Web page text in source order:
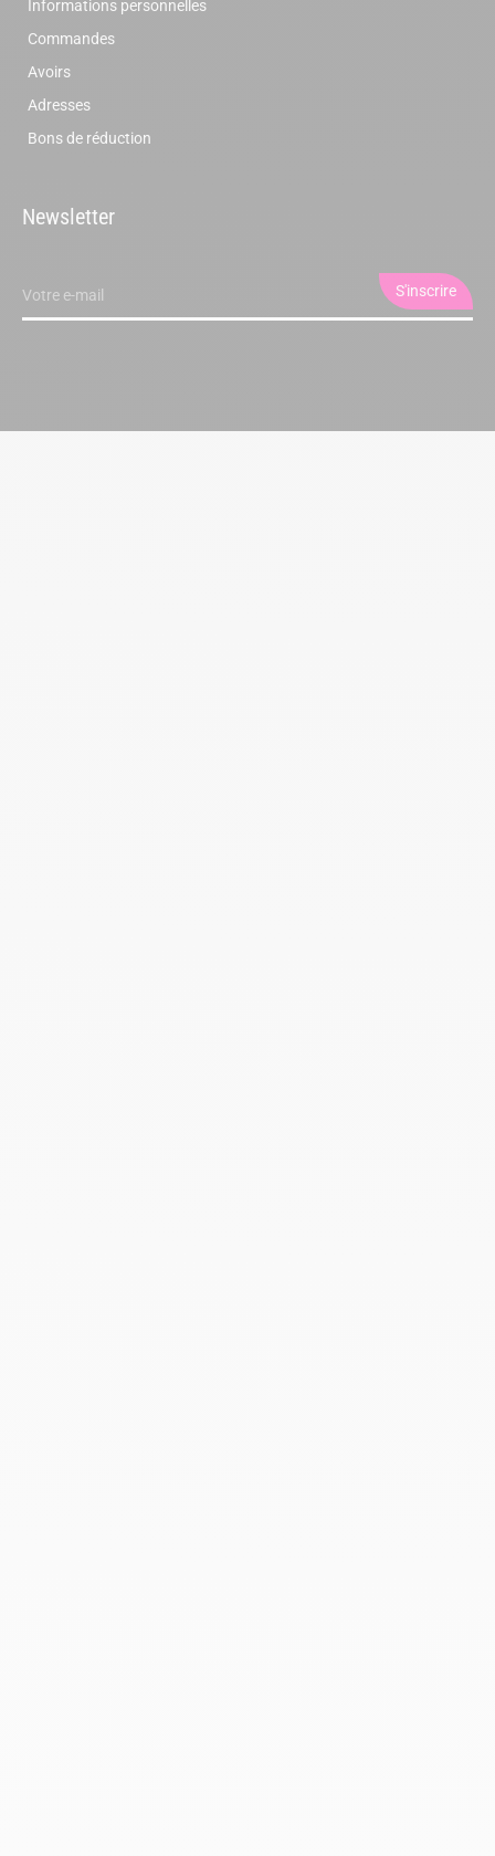
Informations personnelles
Commandes
Avoirs
Adresses
Bons de réduction
Newsletter